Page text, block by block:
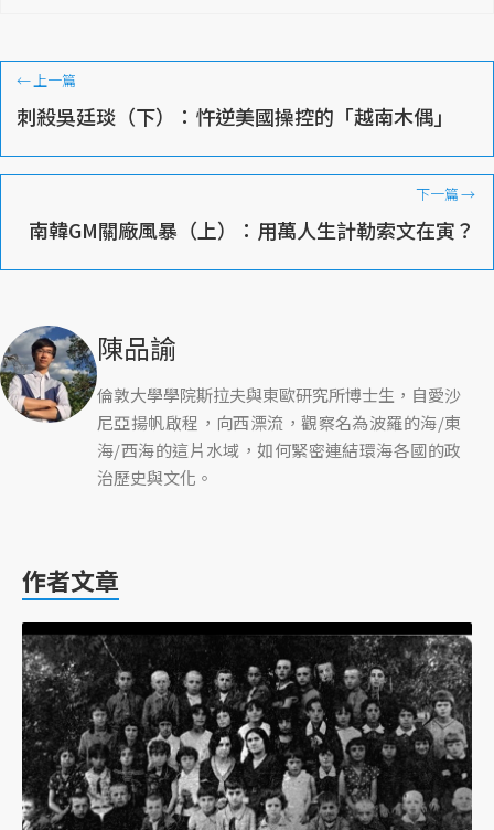
←上一篇
刺殺吳廷琰（下）：忤逆美國操控的「越南木偶」
下一篇→
南韓GM關廠風暴（上）：用萬人生計勒索文在寅？
陳品諭
倫敦大學學院斯拉夫與東歐研究所博士生，自愛沙
尼亞揚帆啟程，向西漂流，觀察名為波羅的海/東
海/西海的這片水域，如何緊密連結環海各國的政
治歷史與文化。
作者文章